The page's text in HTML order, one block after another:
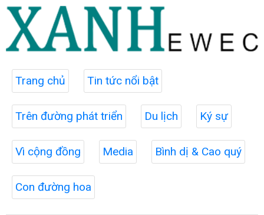
Trang chủ Tin tức nổi bật
Trên đường phát triển Du lịch Ký sự
Vì cộng đồng Media Bình dị & Cao quý
Con đường hoa